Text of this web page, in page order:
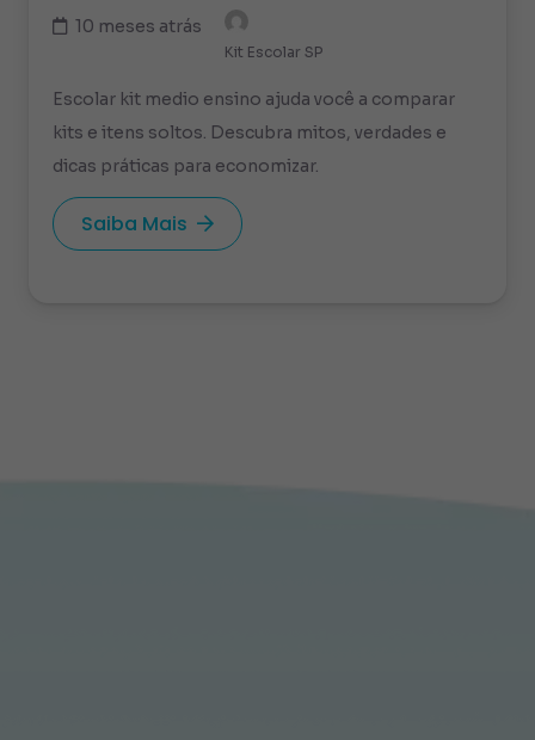
10 meses atrás
Kit Escolar SP
Escolar kit medio ensino ajuda você a comparar
kits e itens soltos. Descubra mitos, verdades e
dicas práticas para economizar.
Saiba Mais